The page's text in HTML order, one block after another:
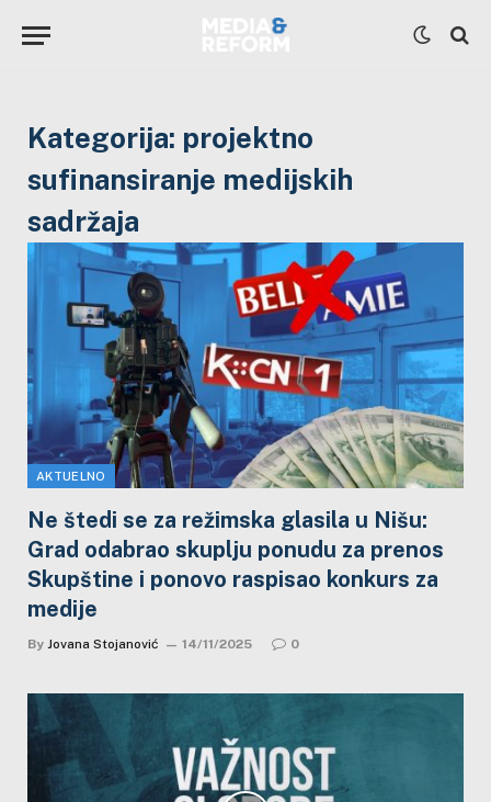
Kategorija: projektno
sufinansiranje medijskih
sadržaja
AKTUELNO
Ne štedi se za režimska glasila u Nišu:
Grad odabrao skuplju ponudu za prenos
Skupštine i ponovo raspisao konkurs za
medije
By Jovana Stojanović 14/11/2025 0